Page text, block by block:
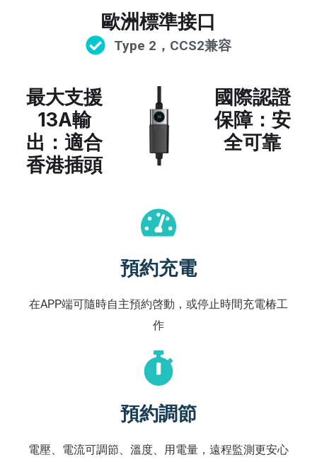
歐洲標準接口
Type 2，CCS2兼容
最大支援
13A輸
出：適合
香港插頭
國際認證
保障：安
全可靠
預約充電
在APP端可隨時自主預約啓動，或停止時間充電椿工
作
預約調節
電壓、電流可調節、溫度、用電量，遠程監測更安心